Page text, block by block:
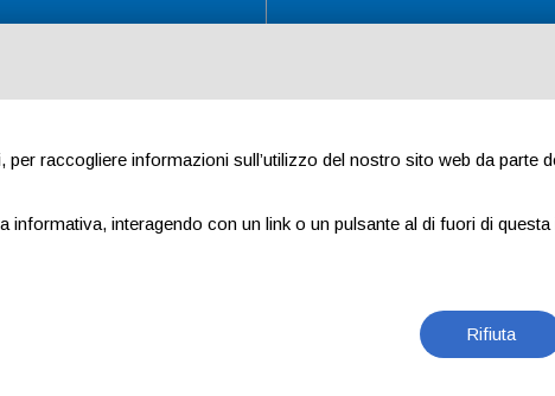
agli Ospiti Chi siamo Servizi Ingresso e tariffe
per raccogliere informazioni sull’utilizzo del nostro sito web da parte
informativa, interagendo con un link o un pulsante al di fuori di
Rifiuta